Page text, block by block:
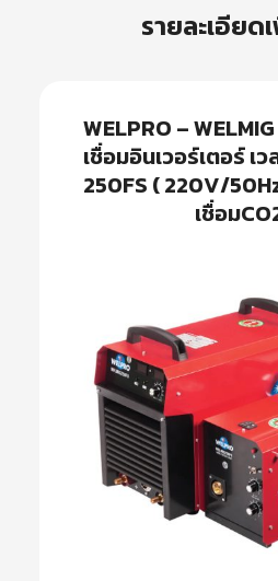
รายละเอียด
WELPRO –
เชื่อมอินเวอร์เตอร์ เ
250FS ( 220V/
เชื่อม